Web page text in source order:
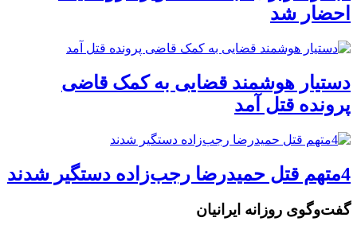
احضار شد
دستیار هوشمند قضایی به کمک قاضی
پرونده قتل آمد
4متهم قتل حمیدرضا رجب‌زاده دستگیر شدند
گفت‌وگوی روزانه ایرانیان